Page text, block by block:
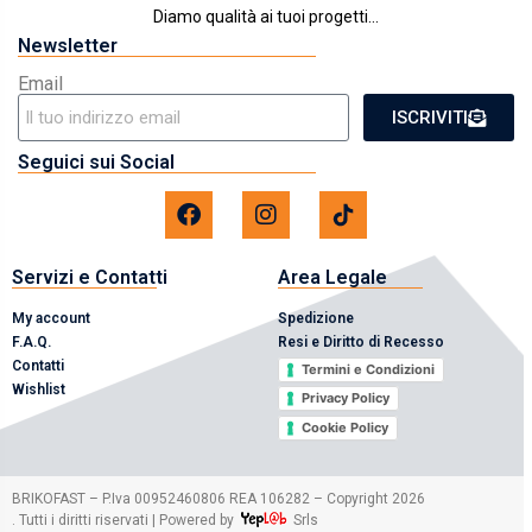
Diamo qualità ai tuoi progetti...
Newsletter
Email
ISCRIVITI
Seguici sui Social
Servizi e Contatti
My account
F.A.Q.
Contatti
Wishlist
Area Legale
Spedizione
Resi e Diritto di Recesso
Termini e Condizioni
Privacy Policy
Cookie Policy
BRIKOFAST – P.Iva 00952460806 REA 106282 – Copyright 2026
. Tutti i diritti riservati | Powered by
Srls